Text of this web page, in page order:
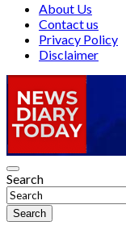
About Us
Contact us
Privacy Policy
Disclaimer
News Diary
Truth be told
Search
Search